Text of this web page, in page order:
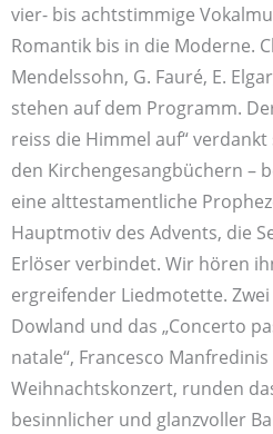
vier- bis achtstimmige
Romantik bis in die Moderne.
Mendelssohn, G. Fauré, E.
stehen auf dem Programm.
reiss die Himmel auf“
den Kirchengesangbüchern –
eine alttestamentliche
Hauptmotiv des Advents, die
Erlöser verbindet. Wir hören
ergreifender Liedmotette.
Dowland und das „Concerto
natale“, Francesco
Weihnachtskonzert, runden
besinnlicher und glanzvoller